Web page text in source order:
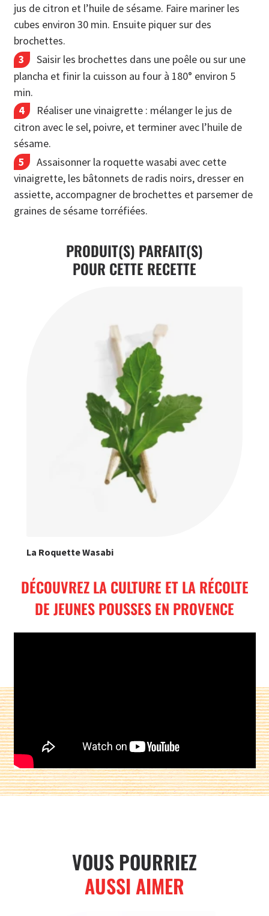
jus de citron et l’huile de sésame. Faire mariner les
cubes environ 30 min. Ensuite piquer sur des
brochettes.
Saisir les brochettes dans une poêle ou sur une
plancha et finir la cuisson au four à 180° environ 5
min.
Réaliser une vinaigrette : mélanger le jus de
citron avec le sel, poivre, et terminer avec l’huile de
sésame.
Assaisonner la roquette wasabi avec cette
vinaigrette, les bâtonnets de radis noirs, dresser en
assiette, accompagner de brochettes et parsemer de
graines de sésame torréfiées.
PRODUIT(S) PARFAIT(S)
POUR CETTE RECETTE
La Roquette Wasabi
DÉCOUVREZ LA CULTURE ET LA RÉCOLTE
DE JEUNES POUSSES EN PROVENCE
Partager sur :
VOUS POURRIEZ
AUSSI AIMER